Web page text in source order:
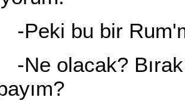
bu bir Rum'mu
Bırak